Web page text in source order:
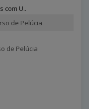
de Pelúcia
de Pelúcia